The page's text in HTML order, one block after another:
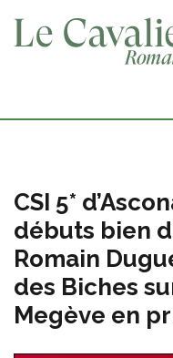
CSI 5*
débuts bien
Romain
des Biches
Megève en